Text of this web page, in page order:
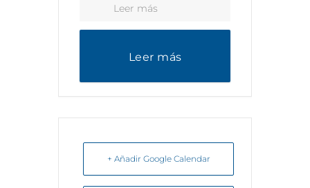
Leer más
Leer más
+ Añadir Google Calendar